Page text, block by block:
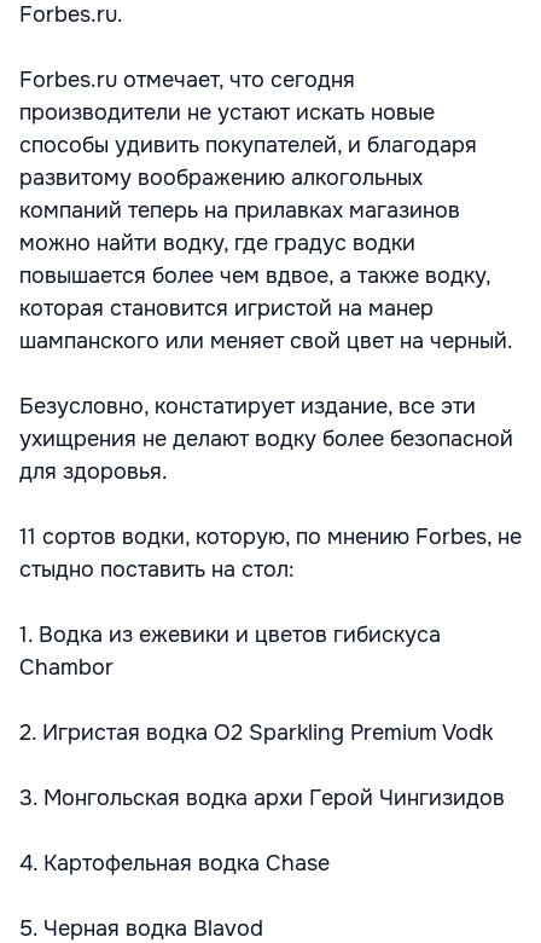
Forbes.ru.
Forbes.ru отмечает, что сегодня
производители не устают искать новые
способы удивить покупателей, и благодаря
развитому воображению алкогольных
компаний теперь на прилавках магазинов
можно найти водку, где градус водки
повышается более чем вдвое, а также водку,
которая становится игристой на манер
шампанского или меняет свой цвет на черный.
Безусловно, констатирует издание, все эти
ухищрения не делают водку более безопасной
для здоровья.
11 сортов водки, которую, по мнению Forbes, не
стыдно поставить на стол:
1. Водка из ежевики и цветов гибискуса
Chambor
2. Игристая водка O2 Sparkling Premium Vodk
3. Монгольская водка архи Герой Чингизидов
4. Картофельная водка Chase
5. Черная водка Blavod